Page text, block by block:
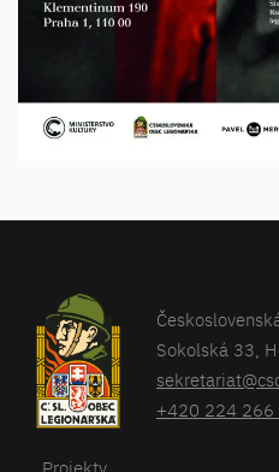
Sokolská 33,
+420 224 266